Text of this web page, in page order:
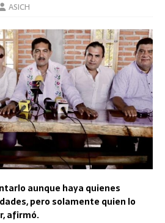
ASICH
aunque haya quienes
pero solamente quien lo
afirmó.